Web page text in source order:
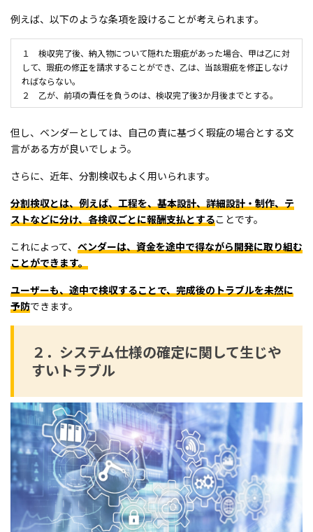
例えば、以下のような条項を設けることが考えられます。
１ 検収完了後、納入物について隠れた瑕疵があった場合、甲は乙に対
して、瑕疵の修正を請求することができ、乙は、当該瑕疵を修正しなけ
ればならない。
２ 乙が、前項の責任を負うのは、検収完了後3か月後までとする。
但し、ベンダーとしては、自己の責に基づく瑕疵の場合とする文
言がある方が良いでしょう。
さらに、近年、分割検収もよく用いられます。
分割検収とは、例えば、工程を、基本設計、詳細設計・制作、テ
ストなどに分け、各検収ごとに報酬支払とすることです。
これによって、 ベンダーは、資金を途中で得ながら開発に取り組む
ことができます。
ユーザーも、途中で検収することで、完成後のトラブルを未然に
予防できます。
２．システム仕様の確定に関して生じや
すいトラブル